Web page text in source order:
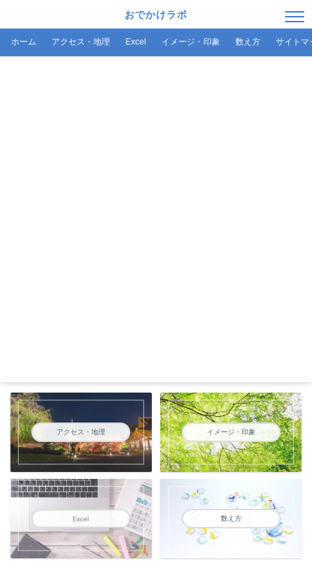
おでかけラボ
ホーム アクセス・地理 Excel イメージ・印象 数え方 サイトマ
アクセス・地理 イメージ・印象
Excel 数え方